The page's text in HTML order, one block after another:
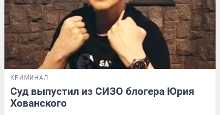
КРИМИНАЛ
Суд выпустил из СИЗО блогера Юрия
Хованского